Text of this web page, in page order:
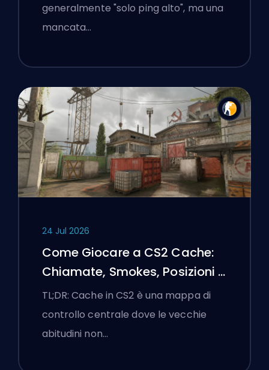
generalmente "solo ping alto", ma una
mancata…
24 Jul 2026
Come Giocare a CS2 Cache:
Chiamate, Smokes, Posizioni e
Suggerimenti Premier
TL;DR: Cache in CS2 è una mappa di
controllo centrale dove le vecchie
abitudini non…